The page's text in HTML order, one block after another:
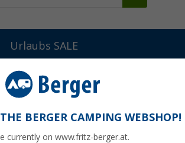
Urlaubs SALE
Toulouse Picknicktisch 64 x 84 cm
BERGER CAMPING WEBSHOP!
currently on www.fritz-berger.at.